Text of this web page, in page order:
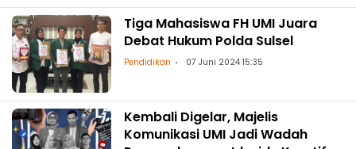
Tiga Mahasiswa FH UMI Juara
Debat Hukum Polda Sulsel
Pendidikan 07 Juni 2024 15:35
Kembali Digelar, Majelis
Komunikasi UMI Jadi Wadah